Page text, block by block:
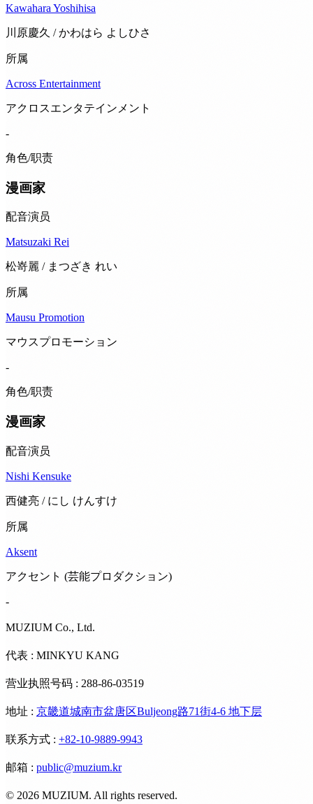
Kawahara Yoshihisa
川原慶久 / かわはら よしひさ
所属
Across Entertainment
アクロスエンタテインメント
-
角色/职责
漫画家
配音演员
Matsuzaki Rei
松嵜麗 / まつざき れい
所属
Mausu Promotion
マウスプロモーション
-
角色/职责
漫画家
配音演员
Nishi Kensuke
西健亮 / にし けんすけ
所属
Aksent
アクセント (芸能プロダクション)
-
MUZIUM Co., Ltd.
代表 : MINKYU KANG
营业执照号码 : 288-86-03519
地址 : 京畿道城南市盆唐区Buljeong路71街4-6 地下层
联系方式 : +82-10-9889-9943
邮箱 : public@muzium.kr
© 2026 MUZIUM. All rights reserved.